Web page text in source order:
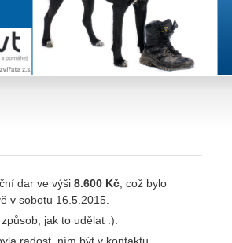
dar ve výši 8.600 Kč , což bylo
v sobotu 16.5.2015.
jak to udělat :).